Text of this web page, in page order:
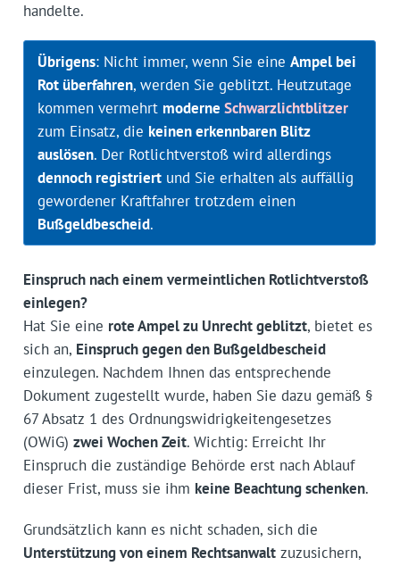
handelte.
Übrigens: Nicht immer, wenn Sie eine Ampel bei
Rot überfahren, werden Sie geblitzt. Heutzutage
kommen vermehrt moderne Schwarzlichtblitzer
zum Einsatz, die keinen erkennbaren Blitz
auslösen. Der Rotlichtverstoß wird allerdings
dennoch registriertund Sie erhalten als auffällig
gewordener Kraftfahrer trotzdem einen
Bußgeldbescheid.
Einspruch nach einem vermeintlichen Rotlichtverstoß
einlegen?
Hat Sie eine rote Ampel zu Unrecht geblitzt, bietet es
sich an, Einspruch gegen den Bußgeldbescheid
einzulegen. Nachdem Ihnen das entsprechende
Dokument zugestellt wurde, haben Sie dazu gemäß §
67 Absatz 1 des Ordnungswidrigkeiten­gesetzes
(OWiG) zwei Wochen Zeit. Wichtig: Erreicht Ihr
Einspruch die zuständige Behörde erst nach Ablauf
dieser Frist, muss sie ihm keine Beachtung schenken.
Grundsätzlich kann es nicht schaden, sich die
Unterstützung von einem Rechtsanwaltzuzusichern,